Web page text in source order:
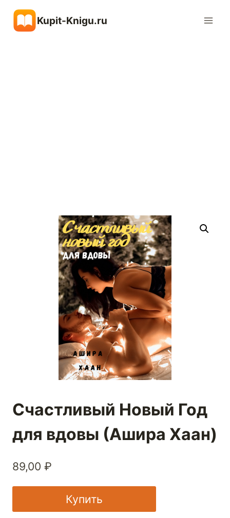
содержимому
Kupit-Knigu.ru
Счастливый Новый Год
для вдовы (Ашира Хаан)
89,00 ₽
Купить